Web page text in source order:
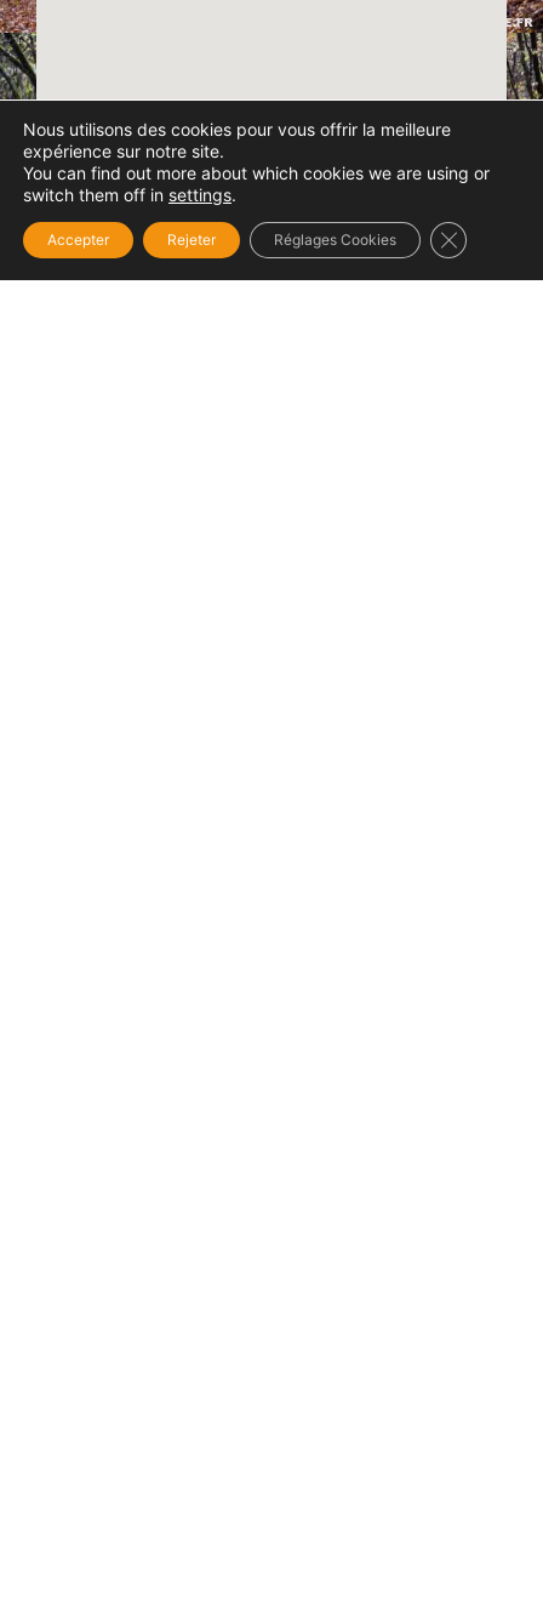
Nous utilisons des cookies pour vous offrir la meilleure
expérience sur notre site.
You can find out more about which cookies we are using or
switch them off in settings.
Accepter Rejeter Réglages Cookies Fermer la